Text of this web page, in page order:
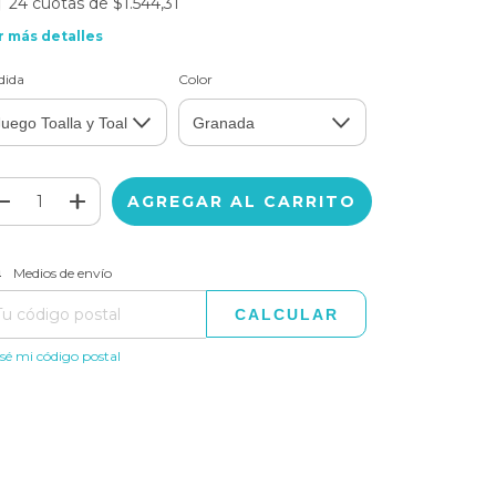
más detalles
Color
para el CP:
Medios de envío
CALCULAR
mi código postal